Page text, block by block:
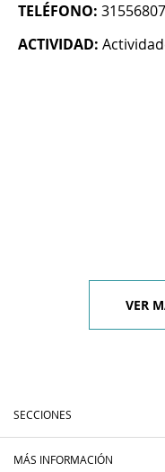
TELÉFONO:
ACTIVIDAD:
VER
SECCIONES
MÁS INFORMACIÓN